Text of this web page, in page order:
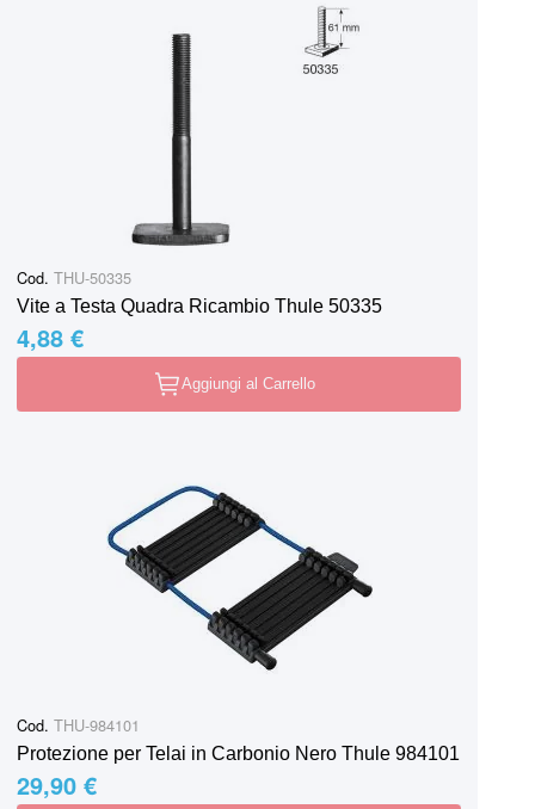
Cod. THU-50335
Vite a Testa Quadra Ricambio Thule 50335
4,88 €
Aggiungi al Carrello
Cod. THU-984101
Protezione per Telai in Carbonio Nero Thule 984101
29,90 €